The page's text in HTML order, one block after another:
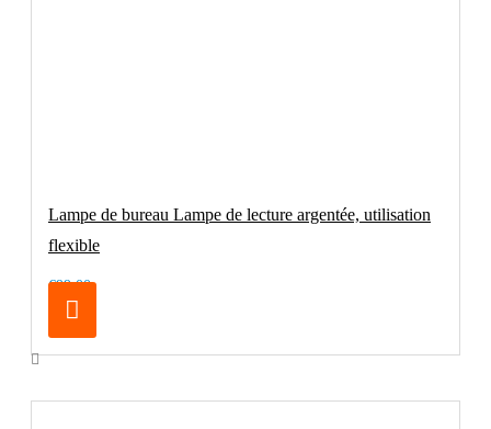
Lampe de bureau Lampe de lecture argentée, utilisation
flexible
€99.00